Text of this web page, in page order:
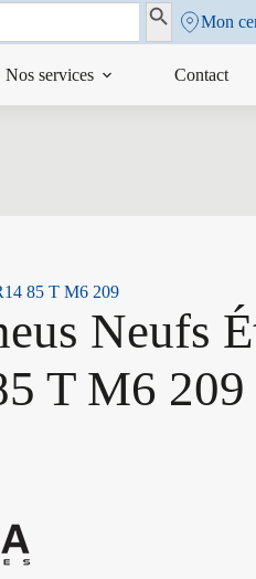
Search ButtonMon
Nos services Contact
85 T M6 209
Neufs
T M6 209